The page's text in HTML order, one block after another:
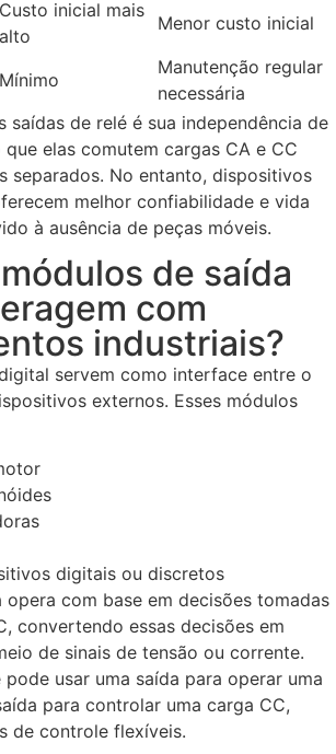
Custo inicial mais
alto
Menor custo inicial
Mínimo
Manutenção regular
necessária
saídas de relé é sua independência de
elas comutem cargas CA e CC
separados. No entanto, dispositivos
melhor confiabilidade e vida
à ausência de peças móveis.
de saída
com
industriais?
servem como interface entre o
externos. Esses módulos
digitais ou discretos
opera com base em decisões tomadas
convertendo essas decisões em
de sinais de tensão ou corrente.
usar uma saída para operar uma
para controlar uma carga CC,
de controle flexíveis.